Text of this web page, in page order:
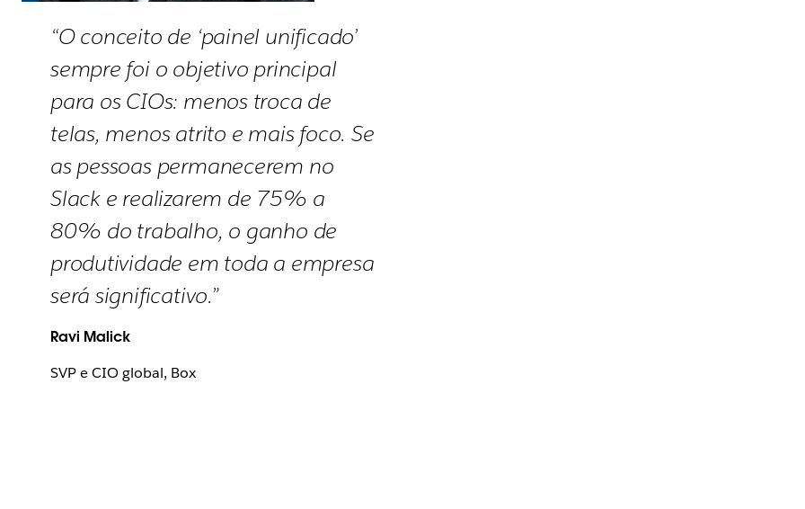
“O conceito de ‘painel unificado’
sempre foi o objetivo principal
para os CIOs: menos troca de
telas, menos atrito e mais foco. Se
as pessoas permanecerem no
Slack e realizarem de 75% a
80% do trabalho, o ganho de
produtividade em toda a empresa
será significativo.”
Ravi Malick
SVP e CIO global, Box